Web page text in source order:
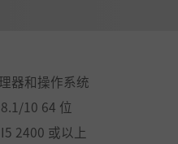
内容的“进击的巨人”的世界。
器和操作系统
10 64 位
2400 或以上